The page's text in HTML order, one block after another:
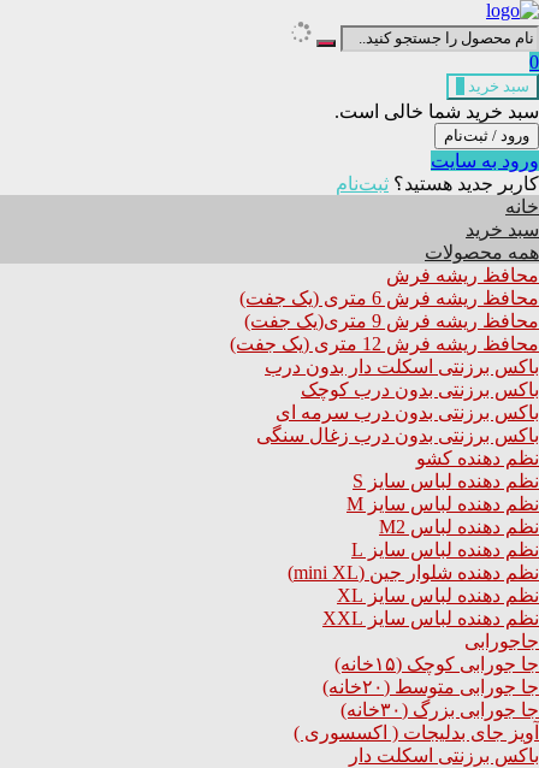
0
سبد خرید
سبد خرید شما خالی است.
ورود / ثبت‌نام
ورود به سایت
کاربر جدید هستید؟ ثبت‌نام
خانه
سبد خرید
همه محصولات
محافظ ریشه فرش
محافظ ریشه فرش 6 متری (یک جفت)
محافظ ریشه فرش 9 متری(یک جفت)
محافظ ریشه فرش 12 متری (یک جفت)
باکس برزنتی اسکلت دار بدون درب
باکس برزنتی بدون درب کوچک
باکس برزنتی بدون درب سرمه ای
باکس برزنتی بدون درب زغال سنگی
نظم دهنده کشو
نظم دهنده لباس سایز S
نظم دهنده لباس سایز M
نظم دهنده لباس M2
نظم دهنده لباس سایز L
نظم دهنده شلوار جین (mini XL)
نظم دهنده لباس سایز XL
نظم دهنده لباس سایز XXL
جاجورابی
جا جورابی کوچک (۱۵خانه)
جا جورابی متوسط (۲۰خانه)
جا جورابی بزرگ (۳۰خانه)
آویز جای بدلیجات ( اکسسوری )
باکس برزنتی اسکلت دار